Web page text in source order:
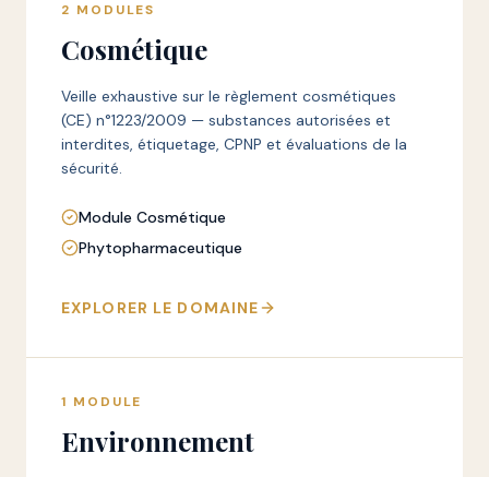
2 MODULES
Cosmétique
Veille exhaustive sur le règlement cosmétiques
(CE) n°1223/2009 — substances autorisées et
interdites, étiquetage, CPNP et évaluations de la
sécurité.
Module Cosmétique
Phytopharmaceutique
EXPLORER LE DOMAINE
1 MODULE
Environnement